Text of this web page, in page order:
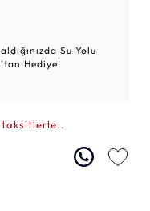
Su Yolu
Hediye!
taksitlerle..